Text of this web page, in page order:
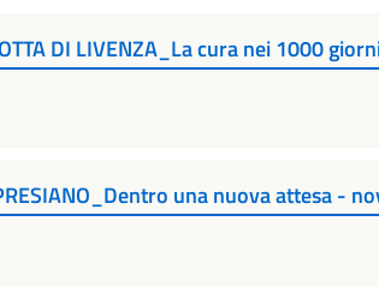
DI LIVENZA_La cura nei 1000
una nuova attesa -